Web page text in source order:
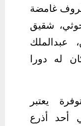
غامضة
شقيق
عبدالملك
له دورا
يعتبر
أحد أذرع